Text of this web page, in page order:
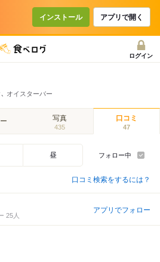
インストール アプリで開く
ログイン
オイスターバー
写真
435
口コミ
47
昼 フォロー中
口コミ検索をするには？
25人
アプリでフォロー